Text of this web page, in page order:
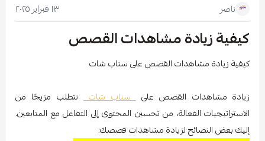
ناصر ١٣ فبراير ٢٠٢٥
كيفية زيادة مشاهدات القصص
كيفية زيادة مشاهدات القصص على سناب شات
زيادة مشاهدات القصص علىسناب شات تتطلب مزيجًا من
الاستراتيجيات الفعالة، من تحسين المحتوى إلى التفاعل مع المتابعين.
إليك بعض النصائح لزيادة مشاهدات قصصك: